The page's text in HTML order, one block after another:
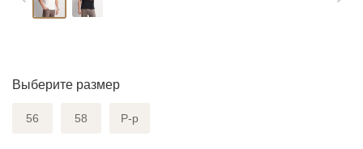
Выберите размер
56 58 Р-р